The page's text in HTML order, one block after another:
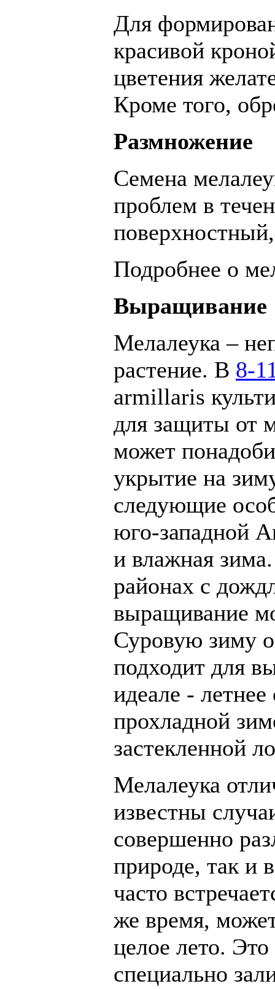
Для
красивой
цветения
Кроме того,
Размножение
Семена
проблем в
Подробнее о
Выращивание
Мелалеука –
растение. В 8-
armillaris
для защиты от
может
укрытие на
следующие
юго-западной
и влажная
районах с
выращивание
Суровую зиму
подходит для
идеале -
прохладной
застекленной
Мелалеука
известны
совершенно
природе, так и
часто
же время,
целое лето.
специально